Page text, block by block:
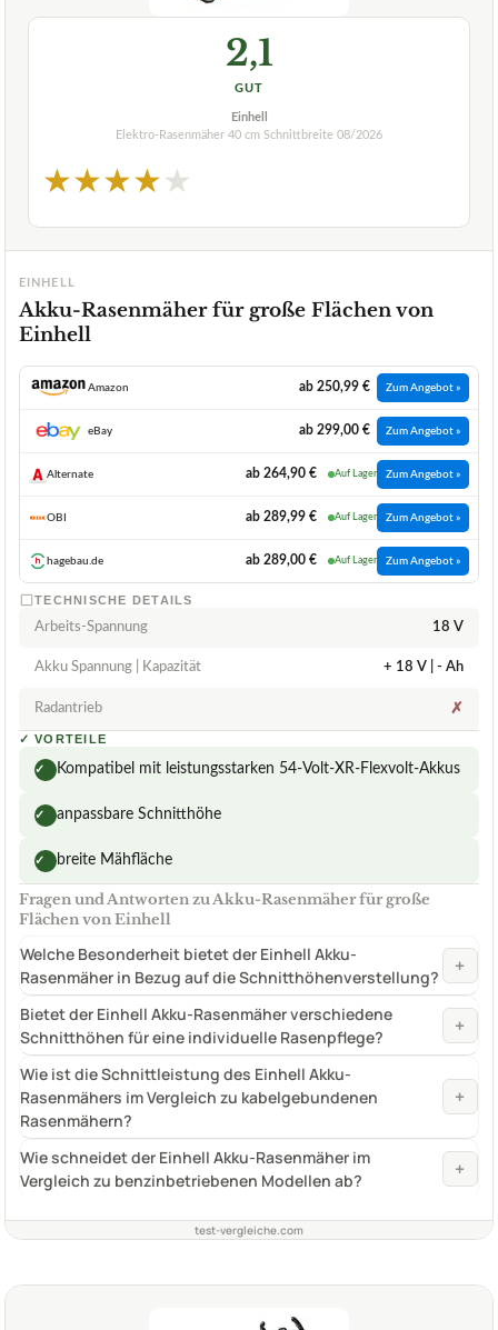
2,1
GUT
Einhell
Elektro-Rasenmäher 40 cm Schnittbreite 08/2026
★★★★★
EINHELL
Akku-Rasenmäher für große Flächen von
Einhell
Amazon ab 250,99 € Zum Angebot »
eBay ab 299,00 € Zum Angebot »
Alternate ab 264,90 € Auf Lager Zum Angebot »
OBI ab 289,99 € Auf Lager Zum Angebot »
hagebau.de ab 289,00 € Auf Lager Zum Angebot »
TECHNISCHE DETAILS
Arbeits-Spannung 18 V
Akku Spannung | Kapazität + 18 V | - Ah
Radantrieb ✗
✓ VORTEILE
✓ Kompatibel mit leistungsstarken 54-Volt-XR-Flexvolt-Akkus
✓ anpassbare Schnitthöhe
✓ breite Mähfläche
Fragen und Antworten zu Akku-Rasenmäher für große
Flächen von Einhell
Welche Besonderheit bietet der Einhell Akku-
Rasenmäher in Bezug auf die Schnitthöhenverstellung?
+
Bietet der Einhell Akku-Rasenmäher verschiedene
Schnitthöhen für eine individuelle Rasenpflege?
+
Wie ist die Schnittleistung des Einhell Akku-
Rasenmähers im Vergleich zu kabelgebundenen
Rasenmähern?
+
Wie schneidet der Einhell Akku-Rasenmäher im
Vergleich zu benzinbetriebenen Modellen ab?
+
test-vergleiche.com